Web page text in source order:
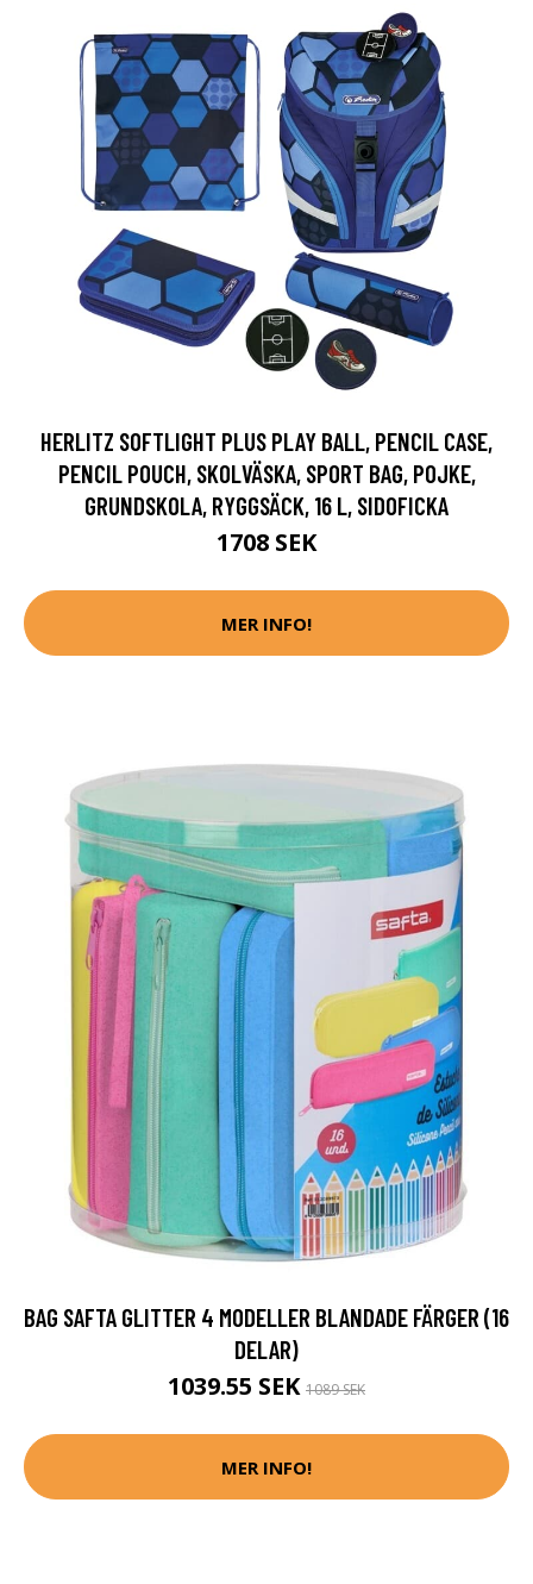
HERLITZ SOFTLIGHT PLUS PLAY BALL, PENCIL CASE,
PENCIL POUCH, SKOLVÄSKA, SPORT BAG, POJKE,
GRUNDSKOLA, RYGGSÄCK, 16 L, SIDOFICKA
1708 SEK
MER INFO!
BAG SAFTA GLITTER 4 MODELLER BLANDADE FÄRGER (16
DELAR)
1039.55 SEK 1089 SEK
MER INFO!